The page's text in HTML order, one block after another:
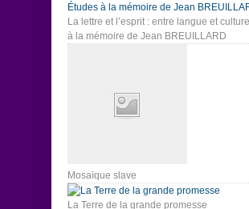
La lettre et l’esprit : entre langue et
à la mémoire de Jean BREUILLARD
Mosaïque slave
La Terre de la grande promesse